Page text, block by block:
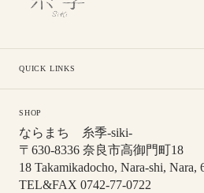
QUICK LINKS
SHOP
ならまち 糸季-siki-
〒630-8336 奈良市高御門町18
18 Takamikadocho, Nara-shi, Nara,
TEL&FAX 0742-77-0722